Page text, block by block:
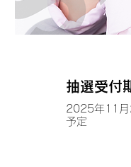
抽選受付
2025年11
予定